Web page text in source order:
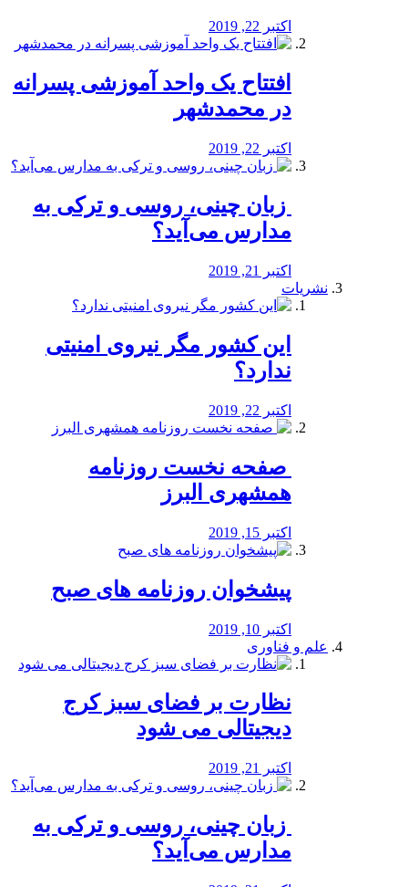
اکتبر 22, 2019
افتتاح یک واحد آموزشی پسرانه
در محمدشهر
اکتبر 22, 2019
️ زبان چینی، روسی و ترکی به
مدارس می‌آید؟
اکتبر 21, 2019
نشریات
این کشور مگر نیروی امنیتی
ندارد؟
اکتبر 22, 2019
️ صفحه نخست روزنامه‌
همشهری البرز
اکتبر 15, 2019
پیشخوان روزنامه های صبح
اکتبر 10, 2019
علم و فناوری
نظارت بر فضای سبز کرج
دیجیتالی می شود
اکتبر 21, 2019
️ زبان چینی، روسی و ترکی به
مدارس می‌آید؟